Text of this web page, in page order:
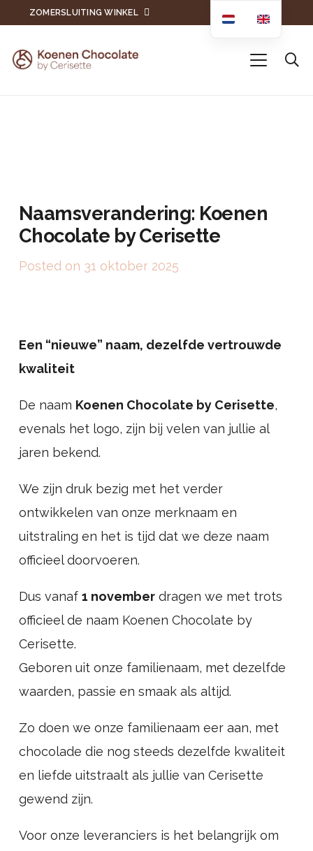
ZOMERSLUITING WINKEL
Naamsverandering: Koenen
Chocolate by Cerisette
Posted on 31 oktober 2025
Een “nieuwe” naam, dezelfde vertrouwde
kwaliteit
De naam Koenen Chocolate by Cerisette,
evenals het logo, zijn bij velen van jullie al
jaren bekend.
We zijn druk bezig met het verder
ontwikkelen van onze merknaam en
uitstraling en het is tijd dat we deze naam
officieel doorvoeren.
Dus vanaf 1 november dragen we met trots
officieel de naam Koenen Chocolate by
Cerisette.
Geboren uit onze familienaam, met dezelfde
waarden, passie en smaak als altijd.
Zo doen we onze familienaam eer aan, met
chocolade die nog steeds dezelfde kwaliteit
en liefde uitstraalt als jullie van Cerisette
gewend zijn.
Voor onze leveranciers is het belangrijk om